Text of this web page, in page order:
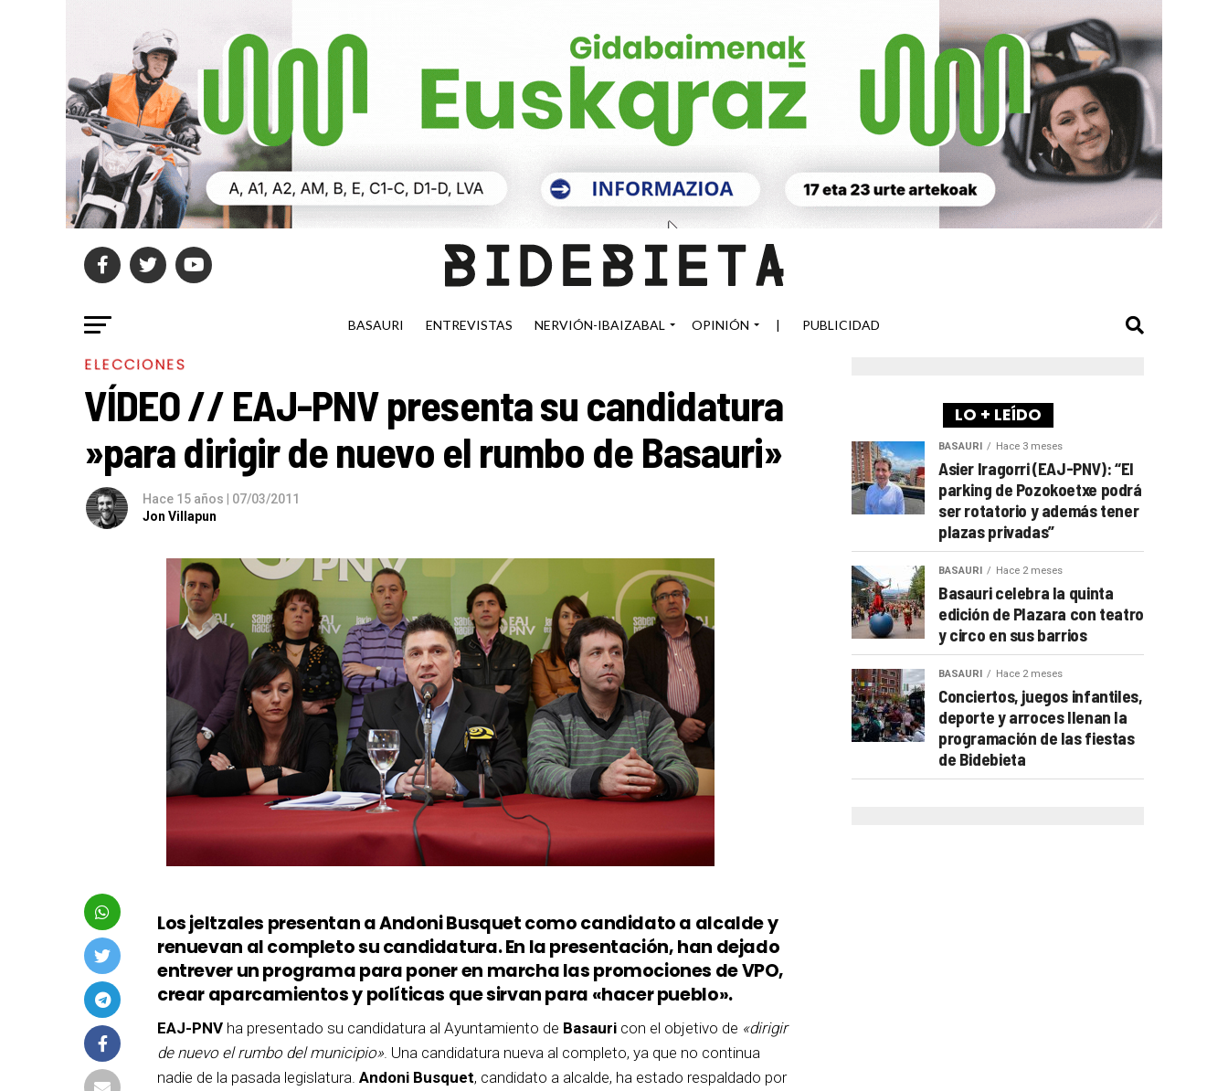
BASAURI ENTREVISTAS NERVIÓN-IBAIZABAL OPINIÓN | PUBLICIDAD
ELECCIONES
VÍDEO // EAJ-PNV presenta su candidatura
»para dirigir de nuevo el rumbo de Basauri»
Hace 15 años | 07/03/2011
Jon Villapun
Los jeltzales presentan a Andoni Busquet como candidato a alcalde y
renuevan al completo su candidatura. En la presentación, han dejado
entrever un programa para poner en marcha las promociones de VPO,
crear aparcamientos y políticas que sirvan para «hacer pueblo».
EAJ-PNV ha presentado su candidatura al Ayuntamiento de Basauri con el objetivo de «dirigir
de nuevo el rumbo del municipio» . Una candidatura nueva al completo, ya que no continua
nadie de la pasada legislatura. Andoni Busquet, candidato a alcalde, ha estado respaldado por
LO + LEÍDO
BASAURI Hace 3 meses
Asier Iragorri (EAJ-PNV): “El
parking de Pozokoetxe podrá
ser rotatorio y además tener
plazas privadas”
BASAURI Hace 2 meses
Basauri celebra la quinta
edición de Plazara con teatro
y circo en sus barrios
BASAURI Hace 2 meses
Conciertos, juegos infantiles,
deporte y arroces llenan la
programación de las fiestas
de Bidebieta